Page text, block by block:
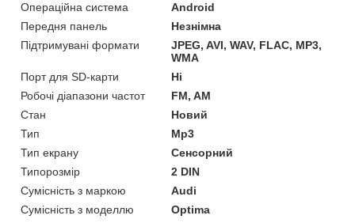
Операційна система
Android
Передня панель
Незнімна
Підтримувані формати
JPEG, AVI, WAV, FLAC, MP3,
WMA
Порт для SD-карти
Ні
Робочі діапазони частот
FM, AM
Стан
Новий
Тип
Mp3
Тип екрану
Сенсорний
Типорозмір
2 DIN
Сумісність з маркою
Audi
Сумісність з моделлю
Optima